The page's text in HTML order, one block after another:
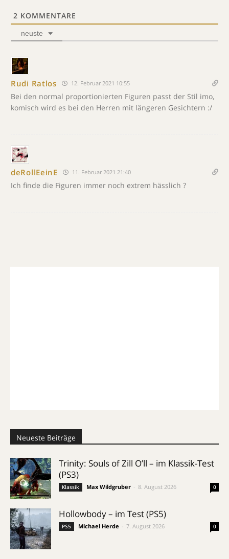
2 KOMMENTARE
neuste
Rudi Ratlos 12. Februar 2021 10:55
Bei den normal proportionierten Figuren passt der Stil imo,
komisch wird es bei den Herren mit längeren Gesichtern :/
deRollEeinE 11. Februar 2021 21:40
Ich finde die Figuren immer noch extrem hässlich ?
Neueste Beiträge
Trinity: Souls of Zill O’ll – im Klassik-Test
(PS3)
Klassik Max Wildgruber 8. August 2026 0
Hollowbody – im Test (PS5)
PS5 Michael Herde 7. August 2026 0